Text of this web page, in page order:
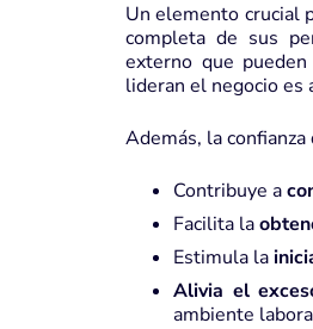
Un elemento crucial
completa de sus
externo que
lideran el negocio es
Además, la
Contribuye a
Facilita la
Estimula la
Alivia el
ambiente